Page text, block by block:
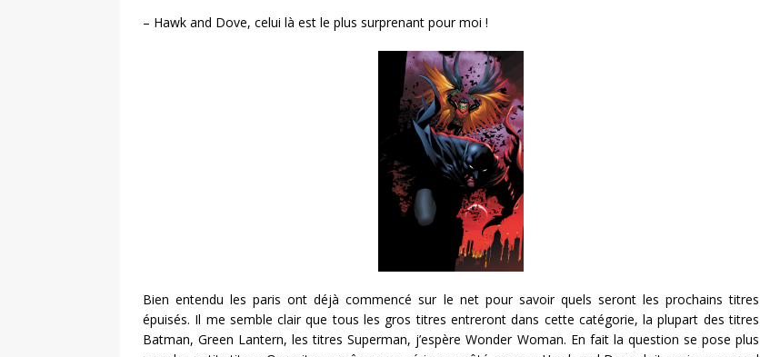
– Hawk and Dove, celui là est le plus surprenant pour moi !
Bien entendu les paris ont déjà commencé sur le net pour savoir quels seront les prochains titres
épuisés. Il me semble clair que tous les gros titres entreront dans cette catégorie, la plupart des titres
Batman, Green Lantern, les titres Superman, j’espère Wonder Woman. En fait la question se pose plus